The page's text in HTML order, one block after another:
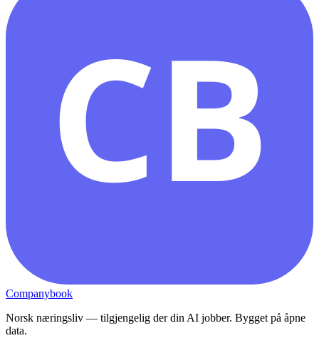
CB
Companybook
Norsk næringsliv — tilgjengelig der din AI jobber. Bygget på åpne
data.